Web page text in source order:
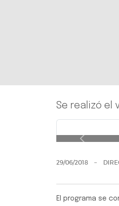
Se realizó el
Previo
29/06/2018
El programa se